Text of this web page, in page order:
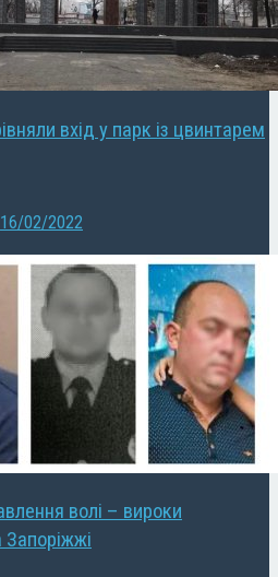
вхід у парк із цвинтарем
16/02/2022
волі – вироки